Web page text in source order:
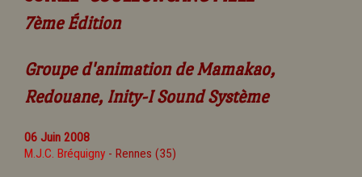
7ème Édition
Groupe d'animation de Mamakao,
Redouane, Inity-I Sound Système
06 Juin 2008
M.J.C. Bréquigny - Rennes (35)